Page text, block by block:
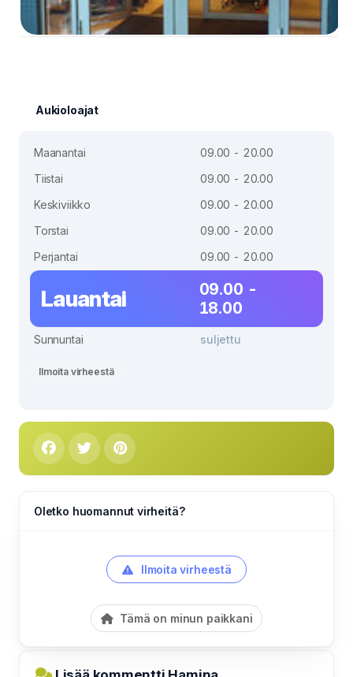
Aukioloajat
Maanantai
09.00 - 20.00
Tiistai
09.00 - 20.00
Keskiviikko
09.00 - 20.00
Torstai
09.00 - 20.00
Perjantai
09.00 - 20.00
Lauantai
09.00 -
18.00
Sunnuntai suljettu
Ilmoita virheestä
Oletko huomannut virheitä?
Ilmoita virheestä
Tämä on minun paikkani